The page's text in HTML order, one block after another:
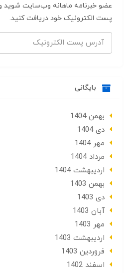
عضو خبرنامه ماهانه وب‌سایت شوید و
پست الکترونیک خود دریافت کنید.
بایگانی
بهمن 1404
دی 1404
مهر 1404
مرداد 1404
ارديبهشت 1404
بهمن 1403
دی 1403
آبان 1403
مهر 1403
ارديبهشت 1403
فروردین 1403
اسفند 1402